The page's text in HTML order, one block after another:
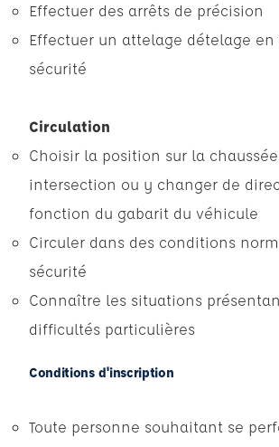
Effectuer des arrêts de précision
Effectuer un attelage dételage en
sécurité
Circulation
Choisir la position sur la
intersection ou y changer de
fonction du gabarit du véhicule
Circuler dans des conditions
sécurité
Connaître les situations
difficultés particulières
Conditions d'inscription
Toute personne souhaitant se